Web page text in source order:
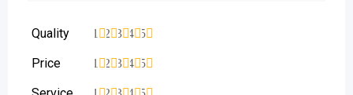
Quality 5
4
3
2
1
Price 5
4
3
2
1